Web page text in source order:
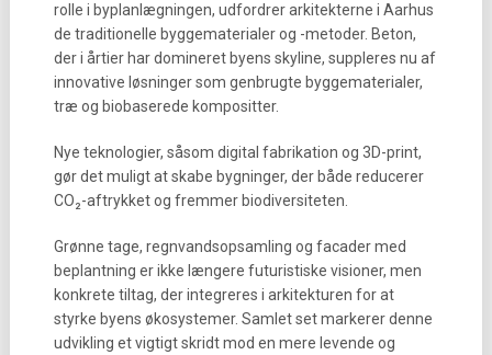
rolle i byplanlægningen, udfordrer arkitekterne i Aarhus
de traditionelle byggematerialer og -metoder. Beton,
der i årtier har domineret byens skyline, suppleres nu af
innovative løsninger som genbrugte byggematerialer,
træ og biobaserede kompositter.
Nye teknologier, såsom digital fabrikation og 3D-print,
gør det muligt at skabe bygninger, der både reducerer
CO₂-aftrykket og fremmer biodiversiteten.
Grønne tage, regnvandsopsamling og facader med
beplantning er ikke længere futuristiske visioner, men
konkrete tiltag, der integreres i arkitekturen for at
styrke byens økosystemer. Samlet set markerer denne
udvikling et vigtigt skridt mod en mere levende og